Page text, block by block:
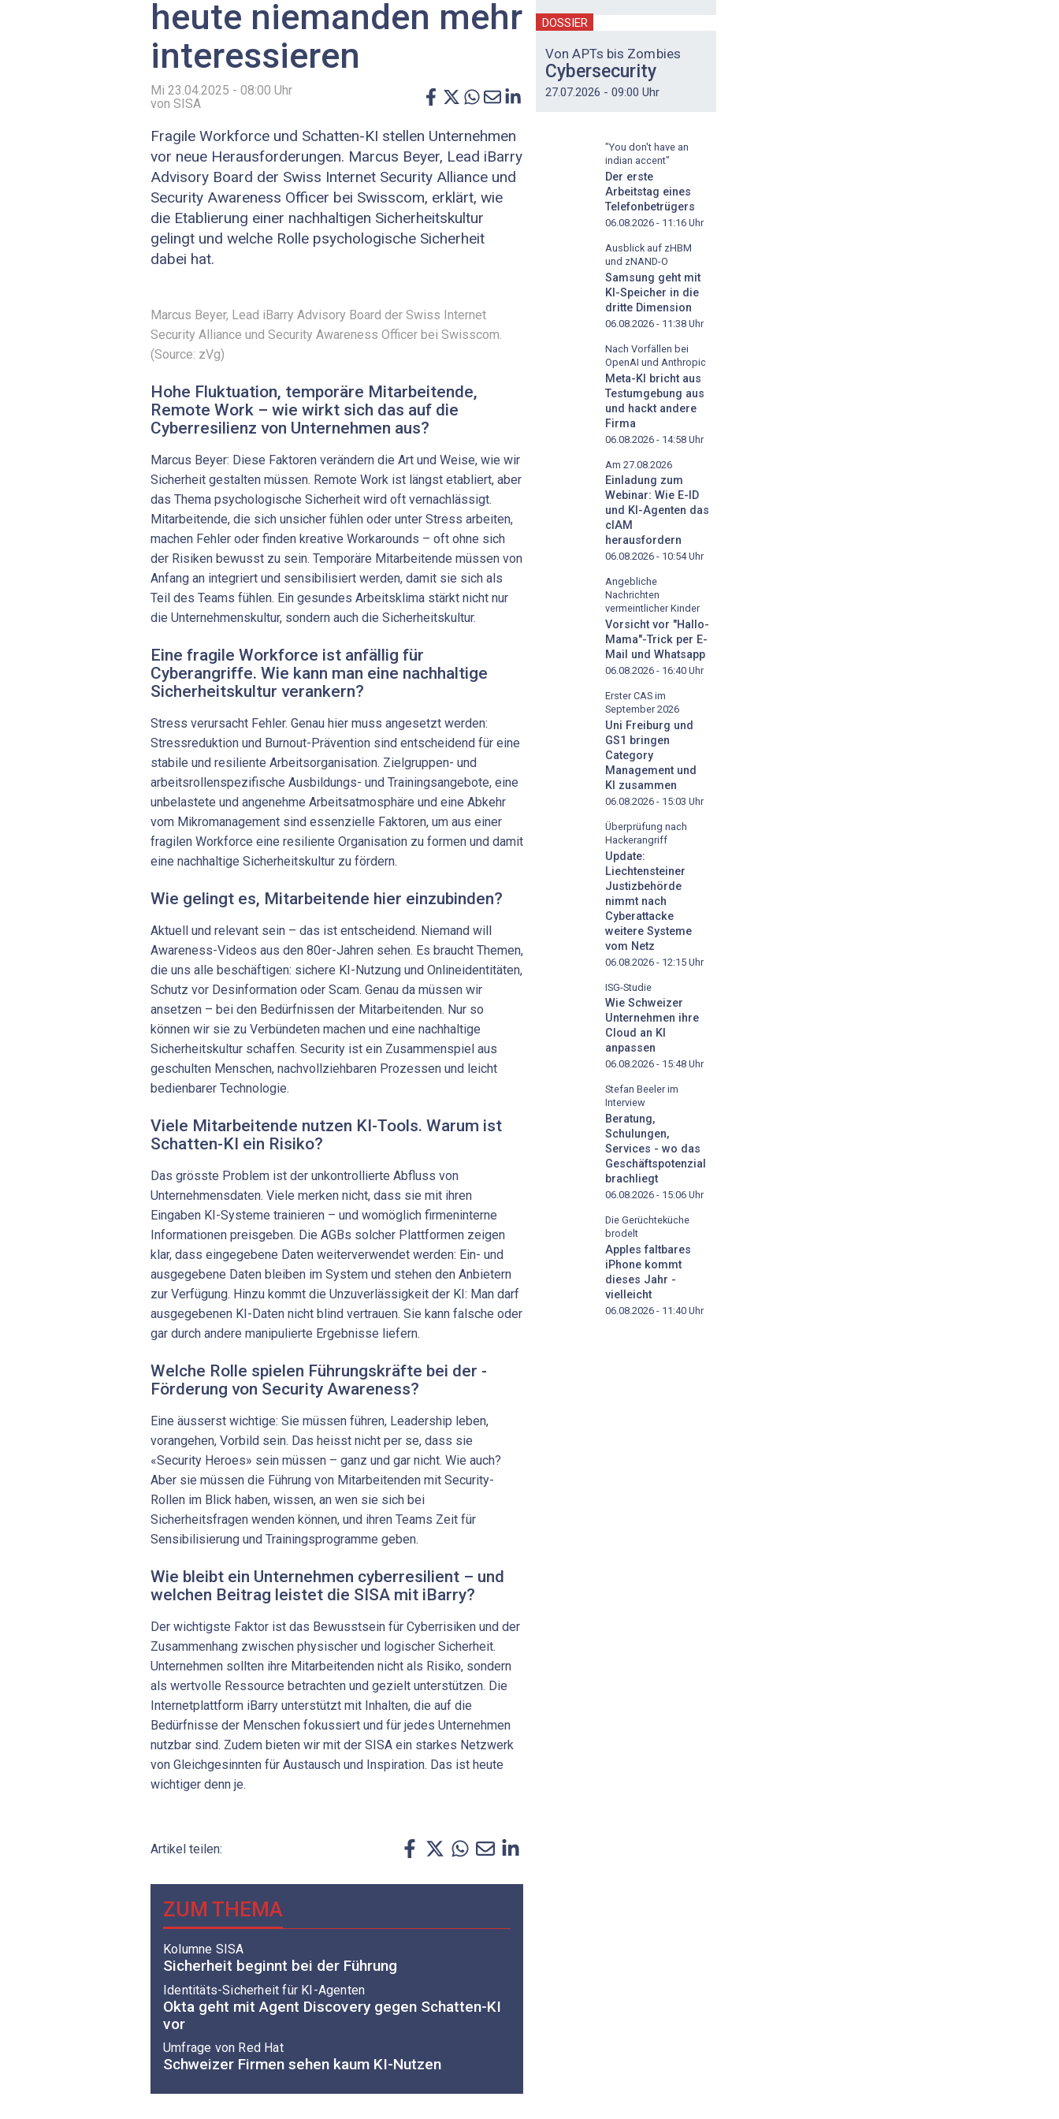
heute niemanden mehr
interessieren
Mi 23.04.2025 - 08:00 Uhr
von SISA
Fragile Workforce und Schatten-KI stellen Unternehmen
vor neue Herausforderungen. Marcus Beyer, Lead iBarry
Advisory Board der Swiss Internet Security Alliance und
Security Awareness Officer bei Swisscom, erklärt, wie
die Etablierung einer nachhaltigen Sicherheits­kultur
gelingt und welche Rolle psychologische Sicherheit
dabei hat.
Marcus Beyer, Lead iBarry Advisory Board der Swiss Internet
Security Alliance und Security Awareness Officer bei Swisscom.
(Source: zVg)
Hohe Fluktuation, temporäre Mitarbeitende,
Remote Work – wie wirkt sich das auf die
Cyberresilienz von Unternehmen aus?
Marcus Beyer: Diese Faktoren verändern die Art und Weise, wie wir
Sicherheit gestalten müssen. Remote Work ist längst etabliert, aber
das Thema psychologische Sicherheit wird oft vernachlässigt.
Mitarbeitende, die sich unsicher fühlen oder unter Stress arbeiten,
machen Fehler oder finden kreative Work­arounds – oft ohne sich
der Risiken bewusst zu sein. Temporäre Mitarbeitende müssen von
Anfang an integriert und sensibilisiert werden, damit sie sich als
Teil des Teams fühlen. Ein gesundes Arbeitsklima stärkt nicht nur
die Unternehmenskultur, sondern auch die Sicherheitskultur.
Eine fragile Workforce ist anfällig für
Cyberangriffe. Wie kann man eine nachhaltige
Sicherheitskultur verankern?
Stress verursacht Fehler. Genau hier muss angesetzt werden:
Stressreduktion und Burnout-Prävention sind entscheidend für eine
stabile und resiliente Arbeitsorganisation. Zielgruppen- und
arbeitsrollenspezifische Ausbildungs- und Trainingsangebote, eine
unbelastete und angenehme Arbeitsatmosphäre und eine Abkehr
vom Mikromanagement sind essenzielle Faktoren, um aus einer
fragilen Workforce eine resiliente Organisation zu formen und damit
eine nachhaltige Sicherheitskultur zu fördern.
Wie gelingt es, Mitarbeitende hier einzubinden?
Aktuell und relevant sein – das ist entscheidend. Niemand will
Awareness-Videos aus den 80er-Jahren sehen. Es braucht Themen,
die uns alle beschäftigen: sichere KI-Nutzung und Onlineidentitäten,
Schutz vor Desinformation oder Scam. Genau da müssen wir
ansetzen – bei den Bedürfnissen der Mitarbeitenden. Nur so
können wir sie zu Verbündeten machen und eine nachhaltige
Sicherheitskultur schaffen. Security ist ein Zusammenspiel aus
geschulten Menschen, nachvollziehbaren Prozessen und leicht
bedienbarer Technologie.
Viele Mitarbeitende nutzen KI-Tools. Warum ist
Schatten-KI ein Risiko?
Das grösste Problem ist der unkontrollierte Abfluss von
Unternehmensdaten. Viele merken nicht, dass sie mit ihren
Eingaben KI-Systeme trainieren – und womöglich firmeninterne
Informationen preisgeben. Die AGBs solcher Plattformen zeigen
klar, dass eingegebene Daten weiterverwendet werden: Ein- und
ausgegebene Daten bleiben im System und stehen den Anbietern
zur Verfügung. Hinzu kommt die Unzuverlässigkeit der KI: Man darf
ausgegebenen KI-Daten nicht blind vertrauen. Sie kann falsche oder
gar durch andere manipulierte Ergebnisse liefern.
Welche Rolle spielen Führungskräfte bei der ­
Förderung von Security Awareness?
Eine äusserst wichtige: Sie müssen führen, Leadership leben,
vorangehen, Vorbild sein. Das heisst nicht per se, dass sie
«Security Heroes» sein müssen – ganz und gar nicht. Wie auch?
Aber sie müssen die Führung von Mitarbeitenden mit Security-
Rollen im Blick haben, wissen, an wen sie sich bei
Sicherheitsfragen wenden können, und ihren Teams Zeit für
Sensibilisierung und Trainingsprogramme geben.
Wie bleibt ein Unternehmen cyberresilient – und
welchen Beitrag leistet die SISA mit iBarry?
Der wichtigste Faktor ist das Bewusstsein für Cyberrisiken und der
Zusammenhang zwischen physischer und logischer Sicherheit.
Unternehmen sollten ihre Mitarbeitenden nicht als Risiko, sondern
als wertvolle Ressource betrachten und gezielt unterstützen. Die
Internetplattform iBarry unterstützt mit Inhalten, die auf die
Bedürfnisse der Menschen fokussiert und für jedes Unternehmen
nutzbar sind. Zudem bieten wir mit der SISA ein starkes Netzwerk
von Gleichgesinnten für Austausch und Inspiration. Das ist heute
wichtiger denn je.
Artikel teilen:
ZUM THEMA
Kolumne SISA
Sicherheit beginnt bei der Führung
Identitäts-Sicherheit für KI-Agenten
Okta geht mit Agent Discovery gegen Schatten-KI
vor
Umfrage von Red Hat
Schweizer Firmen sehen kaum KI-Nutzen
DOSSIER
Von APTs bis Zombies
Cybersecurity
27.07.2026 - 09:00 Uhr
"You don't have an
indian accent"
Der erste
Arbeitstag eines
Telefonbetrügers
06.08.2026 - 11:16 Uhr
Ausblick auf zHBM
und zNAND-O
Samsung geht mit
KI-Speicher in die
dritte Dimension
06.08.2026 - 11:38 Uhr
Nach Vorfällen bei
OpenAI und Anthropic
Meta-KI bricht aus
Testumgebung aus
und hackt andere
Firma
06.08.2026 - 14:58 Uhr
Am 27.08.2026
Einladung zum
Webinar: Wie E-ID
und KI-Agenten das
cIAM
herausfordern
06.08.2026 - 10:54Uhr
Angebliche
Nachrichten
vermeintlicher Kinder
Vorsicht vor "Hallo-
Mama"-Trick per E-
Mail und Whatsapp
06.08.2026 - 16:40 Uhr
Erster CAS im
September 2026
Uni Freiburg und
GS1 bringen
Category
Management und
KI zusammen
06.08.2026 - 15:03 Uhr
Überprüfung nach
Hackerangriff
Update:
Liechtensteiner
Justizbehörde
nimmt nach
Cyberattacke
weitere Systeme
vom Netz
06.08.2026 - 12:15 Uhr
ISG-Studie
Wie Schweizer
Unternehmen ihre
Cloud an KI
anpassen
06.08.2026 - 15:48 Uhr
Stefan Beeler im
Interview
Beratung,
Schulungen,
Services - wo das
Geschäftspotenzial
brachliegt
06.08.2026 - 15:06 Uhr
Die Gerüchteküche
brodelt
Apples faltbares
iPhone kommt
dieses Jahr -
vielleicht
06.08.2026 - 11:40 Uhr